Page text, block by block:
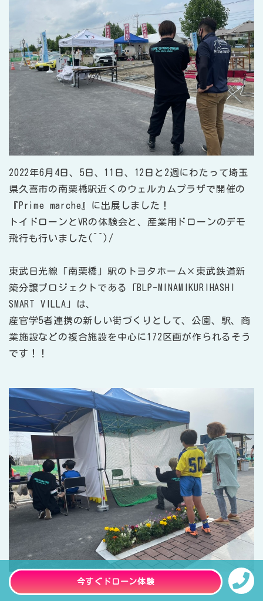
2022年6月4日、5日、11日、12日と2週にわたって埼玉
県久喜市の南栗橋駅近くのウェルカムプラザで開催の
『Prime marche』に出展しました！
トイドローンとVRの体験会と、産業用ドローンのデモ
飛行も行いました(^^)/
東武日光線「南栗橋」駅のトヨタホーム×東武鉄道新
築分譲プロジェクトである「BLP-MINAMIKURIHASHI
SMART VILLA」は、
産官学5者連携の新しい街づくりとして、公園、駅、商
業施設などの複合施設を中心に172区画が作られるそう
です！！
今すぐドローン体験